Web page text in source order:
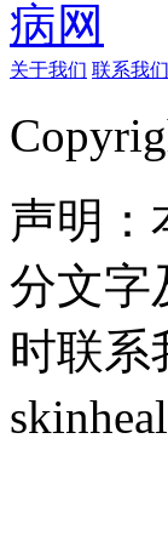
关于我们 联系我们
声明：
分文字
时联系